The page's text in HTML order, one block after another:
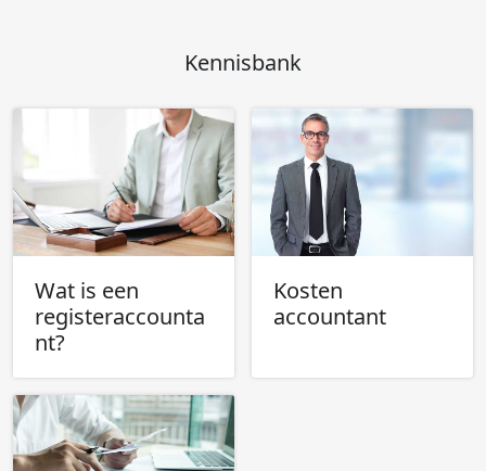
Kennisbank
Wat is een
registeraccounta
nt?
Kosten
accountant